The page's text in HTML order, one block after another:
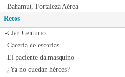
-Bahamut, Fortaleza Aérea
Retos
-Clan Centurio
-Cacería de escorias
-El paciente dalmasquino
-¿Ya no quedan héroes?